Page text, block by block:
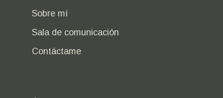
Sobre mí
Sala de comunicación
Contáctame